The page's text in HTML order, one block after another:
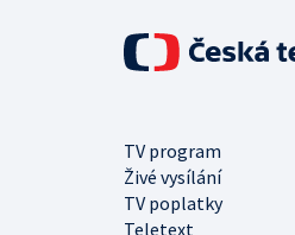
TV program
Živé vysílání
TV poplatky
Teletext